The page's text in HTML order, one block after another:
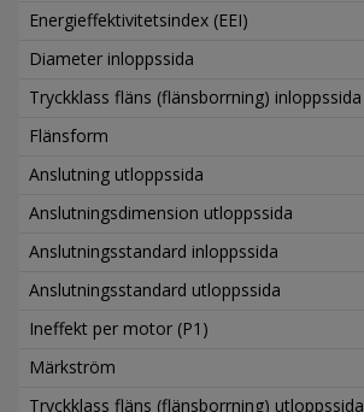
Energieffektivitetsindex (EEI)
Diameter inloppssida
Tryckklass fläns (flänsborrning) inloppssida
Flänsform
Anslutning utloppssida
Anslutningsdimension utloppssida
Anslutningsstandard inloppssida
Anslutningsstandard utloppssida
Ineffekt per motor (P1)
Märkström
Tryckklass fläns (flänsborrning) utloppssida